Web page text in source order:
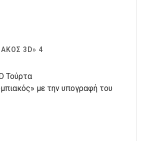
3D» 4
Τούρτα
με την υπογραφή του